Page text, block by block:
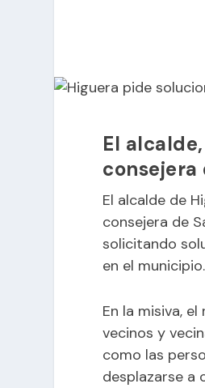
El
consejera
El alcalde de
consejera de
solicitando
en el municipio.
En la misiva,
vecinos y
como las
desplazarse a